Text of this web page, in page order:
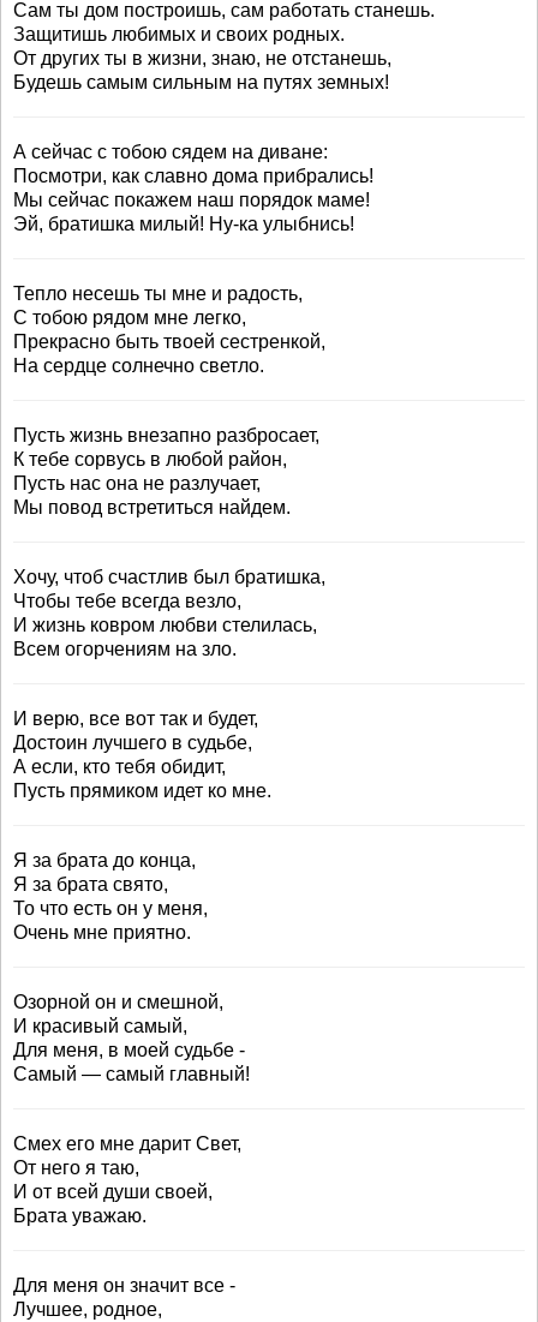
Сам ты дом построишь, сам работать станешь.
Защитишь любимых и своих родных.
От других ты в жизни, знаю, не отстанешь,
Будешь самым сильным на путях земных!
А сейчас с тобою сядем на диване:
Посмотри, как славно дома прибрались!
Мы сейчас покажем наш порядок маме!
Эй, братишка милый! Ну-ка улыбнись!
Тепло несешь ты мне и радость,
С тобою рядом мне легко,
Прекрасно быть твоей сестренкой,
На сердце солнечно светло.
Пусть жизнь внезапно разбросает,
К тебе сорвусь в любой район,
Пусть нас она не разлучает,
Мы повод встретиться найдем.
Хочу, чтоб счастлив был братишка,
Чтобы тебе всегда везло,
И жизнь ковром любви стелилась,
Всем огорчениям на зло.
И верю, все вот так и будет,
Достоин лучшего в судьбе,
А если, кто тебя обидит,
Пусть прямиком идет ко мне.
Я за брата до конца,
Я за брата свято,
То что есть он у меня,
Очень мне приятно.
Озорной он и смешной,
И красивый самый,
Для меня, в моей судьбе -
Самый — самый главный!
Смех его мне дарит Свет,
От него я таю,
И от всей души своей,
Брата уважаю.
Для меня он значит все -
Лучшее, родное,